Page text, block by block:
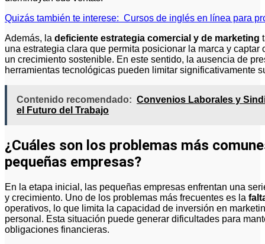
Quizás también te interese: Cursos de inglés en línea para
Además, la deficiente estrategia comercial y de marketing
una estrategia clara que permita posicionar la marca y
un crecimiento sostenible. En este sentido, la ausencia de
herramientas tecnológicas pueden limitar significativamente
Contenido recomendado: Convenios Laborales y
el Futuro del Trabajo
¿Cuáles son los problemas más
pequeñas empresas?
En la etapa inicial, las pequeñas empresas enfrentan una
y crecimiento. Uno de los problemas más frecuentes es la
operativos, lo que limita la capacidad de inversión en
personal. Esta situación puede generar dificultades para
obligaciones financieras.